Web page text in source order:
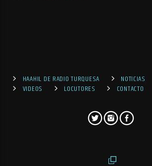
HAAHIL DE RADIO TURQUESA NOTICIAS
VIDEOS
LOCUTORES CONTACTO